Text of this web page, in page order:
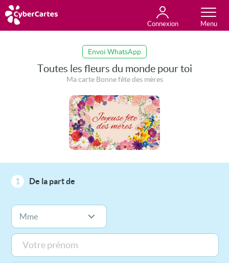
Connexion
Toutes les cartes
Envoi WhatsApp
Toutes les fleurs du monde pour toi
Ma carte Bonne fête des mères
1 De la part de